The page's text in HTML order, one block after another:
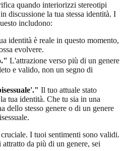
quando interiorizzi stereotipi
discussione la tua stessa identità. I
includono:
identità è reale in questo momento,
evolvere.
L'attrazione verso più di un genere
e valido, non un segno di
Il tuo attuale stato
tua identità. Che tu sia in una
dello stesso genere o di un genere
I tuoi sentimenti sono validi.
da più di un genere, sei